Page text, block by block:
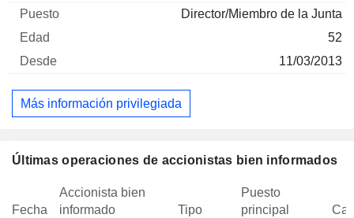
Director/Miembro de la Junta
52
11/03/2013
Más información privilegiada
Últimas operaciones de accionistas bien informados
Fecha
Accionista bien
informado
Tipo
Puesto
principal